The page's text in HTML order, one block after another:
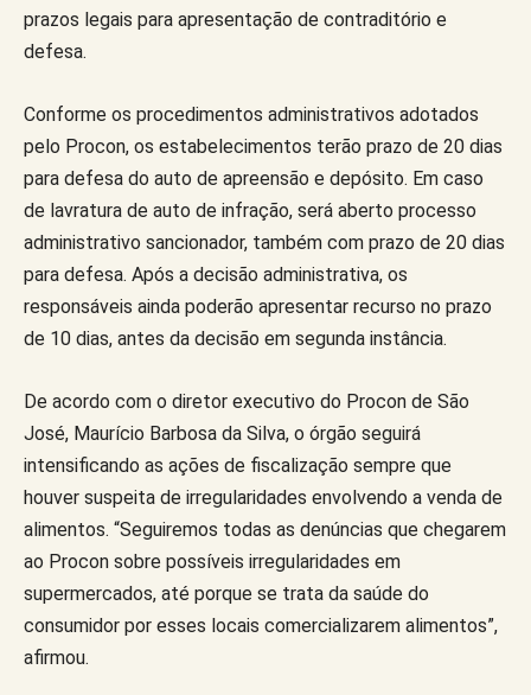
prazos legais para apresentação de contraditório e
defesa.
Conforme os procedimentos administrativos adotados
pelo Procon, os estabelecimentos terão prazo de 20 dias
para defesa do auto de apreensão e depósito. Em caso
de lavratura de auto de infração, será aberto processo
administrativo sancionador, também com prazo de 20 dias
para defesa. Após a decisão administrativa, os
responsáveis ainda poderão apresentar recurso no prazo
de 10 dias, antes da decisão em segunda instância.
De acordo com o diretor executivo do Procon de São
José, Maurício Barbosa da Silva, o órgão seguirá
intensificando as ações de fiscalização sempre que
houver suspeita de irregularidades envolvendo a venda de
alimentos. “Seguiremos todas as denúncias que chegarem
ao Procon sobre possíveis irregularidades em
supermercados, até porque se trata da saúde do
consumidor por esses locais comercializarem alimentos”,
afirmou.